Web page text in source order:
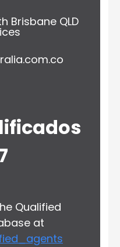
Brisbane QLD
Qualified
at